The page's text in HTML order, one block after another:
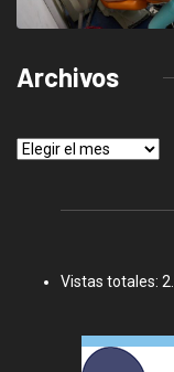
Archivos
Archivos
Vistas totales: